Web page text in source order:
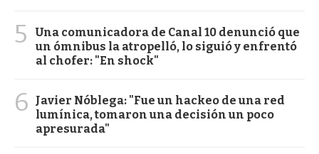
5
Una comunicadora de Canal 10 denunció que
un ómnibus la atropelló, lo siguió y enfrentó
al chofer: "En shock"
6
Javier Nóblega: "Fue un hackeo de una red
lumínica, tomaron una decisión un poco
apresurada"